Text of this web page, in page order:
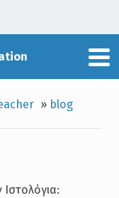
» blog